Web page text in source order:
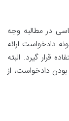
در مطالبه وجه
دادخواست ارائه
قرار گیرد. البته
دادخواست، از